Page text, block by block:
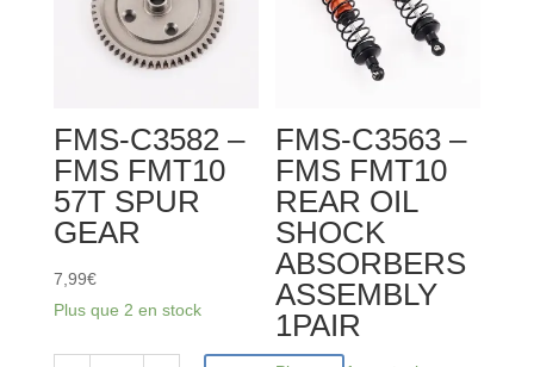
FRONT/REAR
FFERENTIAL
SET
SHOCK
FMS-C3582 –
FMS FMT10
57T SPUR
GEAR
7,99€
Plus que 2 en stock
FMS-C3563 –
FMS FMT10
REAR OIL
SHOCK
ABSORBERS
ASSEMBLY
1PAIR